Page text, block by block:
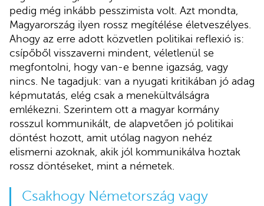
pedig még inkább pesszimista volt. Azt mondta,
Magyarország ilyen rossz megítélése életveszélyes.
Ahogy az erre adott közvetlen politikai reflexió is:
csípőből visszaverni mindent, véletlenül se
megfontolni, hogy van-e benne igazság, vagy
nincs. Ne tagadjuk: van a nyugati kritikában jó adag
képmutatás, elég csak a menekültválságra
emlékezni. Szerintem ott a magyar kormány
rosszul kommunikált, de alapvetően jó politikai
döntést hozott, amit utólag nagyon nehéz
elismerni azoknak, akik jól kommunikálva hoztak
rossz döntéseket, mint a németek.
Csakhogy Németország vagy